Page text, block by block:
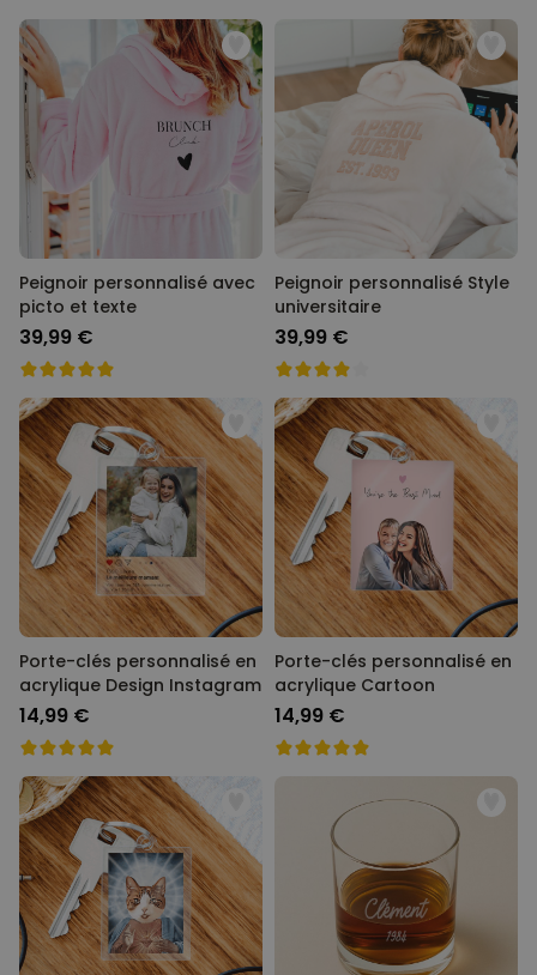
Peignoir personnalisé avec
picto et texte
39,99 €
Peignoir personnalisé Style
universitaire
39,99 €
Porte-clés personnalisé en
acrylique Design Instagram
14,99 €
Porte-clés personnalisé en
acrylique Cartoon
14,99 €